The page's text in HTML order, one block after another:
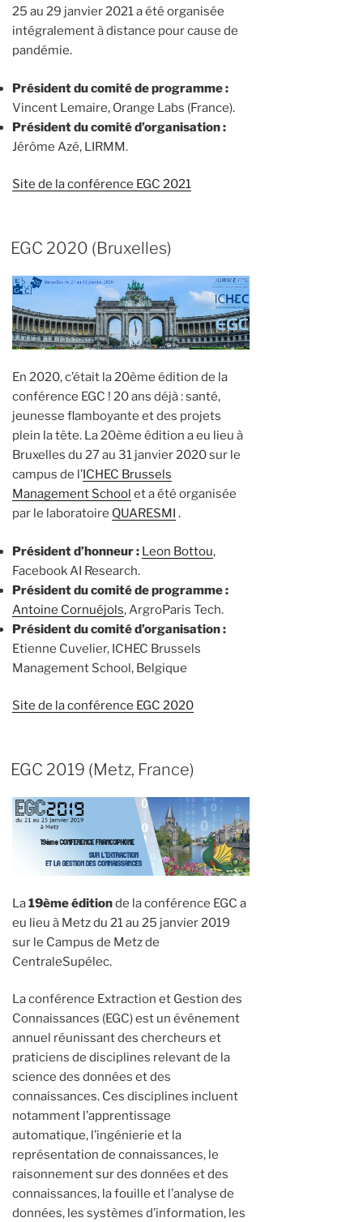
25 au 29 janvier 2021 a été organisée
intégralement à distance pour cause de
pandémie.
Président du comité de programme :
Vincent Lemaire, Orange Labs (France).
Président du comité d’organisation :
Jérôme Azé, LIRMM.
Site de la conférence EGC 2021
EGC 2020 (Bruxelles)
En 2020, c’était la 20ème édition de la
conférence EGC ! 20 ans déjà : santé,
jeunesse flamboyante et des projets
plein la tête. La 20ème édition a eu lieu à
Bruxelles du 27 au 31 janvier 2020 sur le
campus de l’ICHEC Brussels
Management School et a été organisée
par le laboratoire QUARESMI .
Président d’honneur : Leon Bottou,
Facebook AI Research.
Président du comité de programme :
Antoine Cornuéjols, ArgroParis Tech.
Président du comité d’organisation :
Etienne Cuvelier, ICHEC Brussels
Management School, Belgique
Site de la conférence EGC 2020
EGC 2019 (Metz, France)
La19ème éditionde la conférence EGC a
eu lieu à Metz du 21 au 25 janvier 2019
sur le Campus de Metz de
CentraleSupélec.
La conférence Extraction et Gestion des
Connaissances (EGC) est un événement
annuel réunissant des chercheurs et
praticiens de disciplines relevant de la
science des données et des
connaissances. Ces disciplines incluent
notamment l’apprentissage
automatique, l’ingénierie et la
représentation de connaissances, le
raisonnement sur des données et des
connaissances, la fouille et l’analyse de
données, les systèmes d’information, les